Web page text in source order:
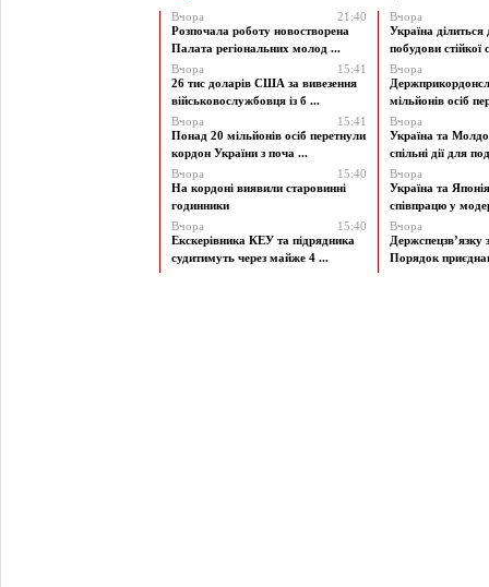
Вчора
21:40
Розпочала роботу новостворена
Палата регіональних молод ...
Вчора
15:41
26 тис доларів США за вивезення
військовослужбовця із б ...
Вчора
15:41
Понад 20 мільйонів осіб перетнули
кордон України з поча ...
Вчора
15:40
На кордоні виявили старовинні
годинники
Вчора
15:40
Екскерівника КЕУ та підрядника
судитимуть через майже 4 ...
Вчора
Україна ділиться
побудови стійкої
Вчора
мільйонів осіб
Вчора
Україна та
спільні дії для
Вчора
Україна та
співпрацю у
Вчора
Держспецзв’язку
Порядок